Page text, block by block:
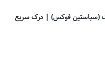
(سباستین فوکس) | درک سریع